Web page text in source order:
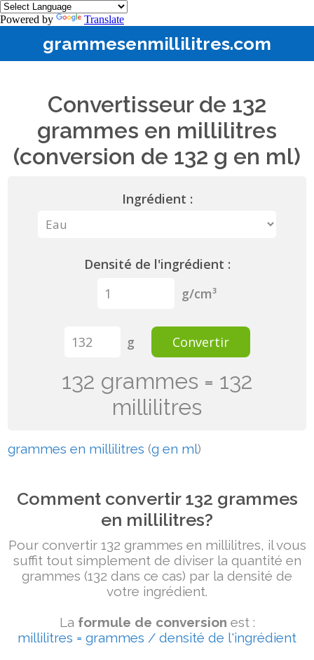
Powered by Translate
grammesenmillilitres.com
Convertisseur de 132
grammes en millilitres
(conversion de 132 g en ml)
Ingrédient :
Densité de l'ingrédient :
g/cm³
g Convertir
132 grammes = 132
millilitres
grammes en millilitres (g en ml)
Comment convertir 132 grammes
en millilitres?
Pour convertir 132 grammes en millilitres, il vous
suffit tout simplement de diviser la quantité en
grammes (132 dans ce cas) par la densité de
votre ingrédient.
La formule de conversion est :
millilitres = grammes / densité de l'ingrédient